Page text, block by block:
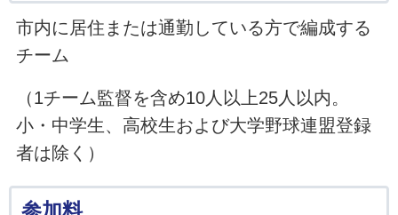
市内に居住または通勤している方で編成する
チーム
（1チーム監督を含め10人以上25人以内。
小・中学生、高校生および大学野球連盟登録
者は除く）